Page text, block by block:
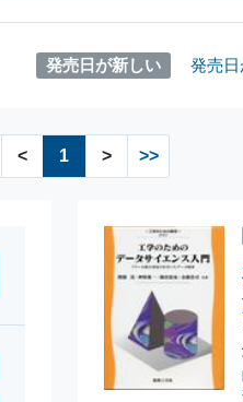
発売日が新しい 発売
< 1 > >>